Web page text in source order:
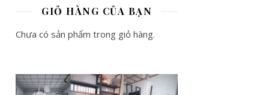
GIỎ HÀNG CỦA BẠN
Chưa có sản phẩm trong giỏ hàng.